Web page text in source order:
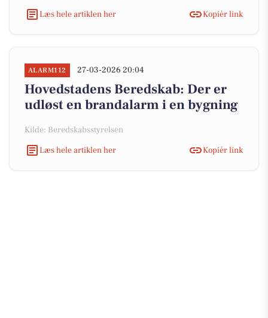
Læs hele artiklen her
Kopiér link
ALARM112 27-03-2026 20:04
Hovedstadens Beredskab: Der er
udløst en brandalarm i en bygning
Kilde: Beredskabsstyrelsen
Læs hele artiklen her
Kopiér link